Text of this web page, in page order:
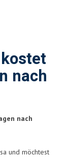
nach
nach
und möchtest